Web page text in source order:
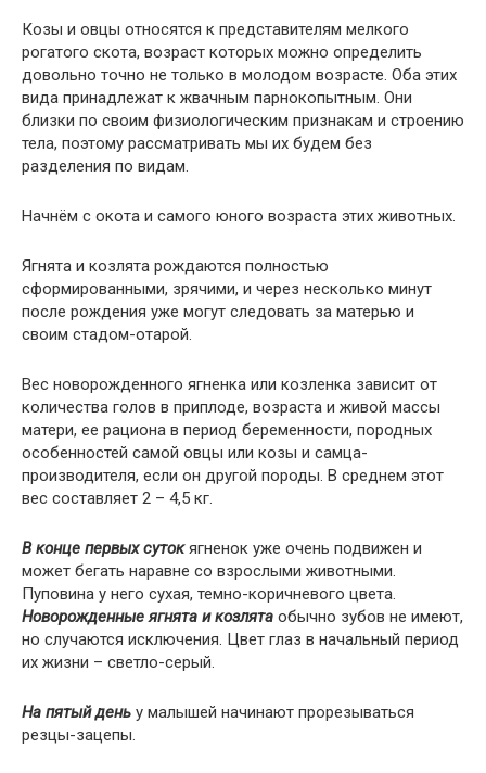
Козы и овцы относятся к представителям мелкого
рогатого скота, возраст которых можно определить
довольно точно не только в молодом возрасте. Оба этих
вида принадлежат к жвачным парнокопытным. Они
близки по своим физиологическим признакам и строению
тела, поэтому рассматривать мы их будем без
разделения по видам.
Начнём с окота и самого юного возраста этих животных.
Ягнята и козлята рождаются полностью
сформированными, зрячими, и через несколько минут
после рождения уже могут следовать за матерью и
своим стадом-отарой.
Вес новорожденного ягненка или козленка зависит от
количества голов в приплоде, возраста и живой массы
матери, ее рациона в период беременности, породных
особенностей самой овцы или козы и самца-
производителя, если он другой породы. В среднем этот
вес составляет 2 – 4,5 кг.
В конце первых сутокягненок уже очень подвижен и
может бегать наравне со взрослыми животными.
Пуповина у него сухая, темно-коричневого цвета.
Новорожденные ягнята и козлята обычно зубов не имеют,
но случаются исключения. Цвет глаз в начальный период
их жизни – светло-серый.
На пятый день у малышей начинают прорезываться
резцы-зацепы.